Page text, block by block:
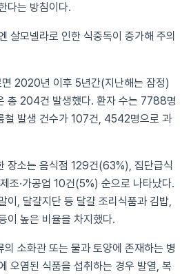
다는 방침이다.
살모넬라로 인한 식중독이 증가해 주의
면 2020년 이후 5년간(지난해는 잠정)
총 204건 발생했다. 환자 수는 7788명
철 발생 건수가 107건, 4542명으로 과
장소는 음식점 129건(63%), 집단급식
조·가공업 10건(5%) 순으로 나타났다.
이, 달걀지단 등 달걀 조리식품과 김밥,
이 높은 비율을 차지했다.
의 소화관 또는 물과 토양에 존재하는 병
오염된 식품을 섭취하는 경우 발열, 복